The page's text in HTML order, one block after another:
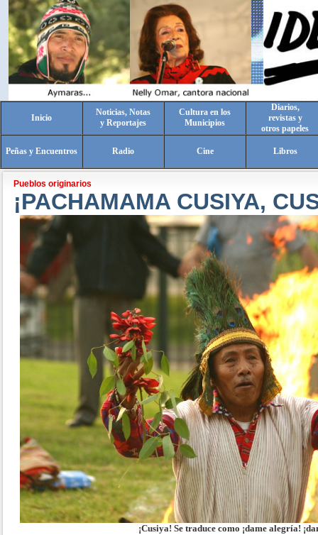
Inicio
Noticias, Notas
y Reportajes
Cultura en los
Municipios
Diarios,
revistas y
otros papeles
Peñas y Encuentros Radio Cine Libros
Pueblos originarios
¡PACHAMAMA CUSIYA,
¡Cusiya! Se traduce como ¡dame alegría!